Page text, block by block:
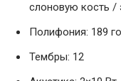
слоновую кость /
Полифония: 189
Тембры: 12